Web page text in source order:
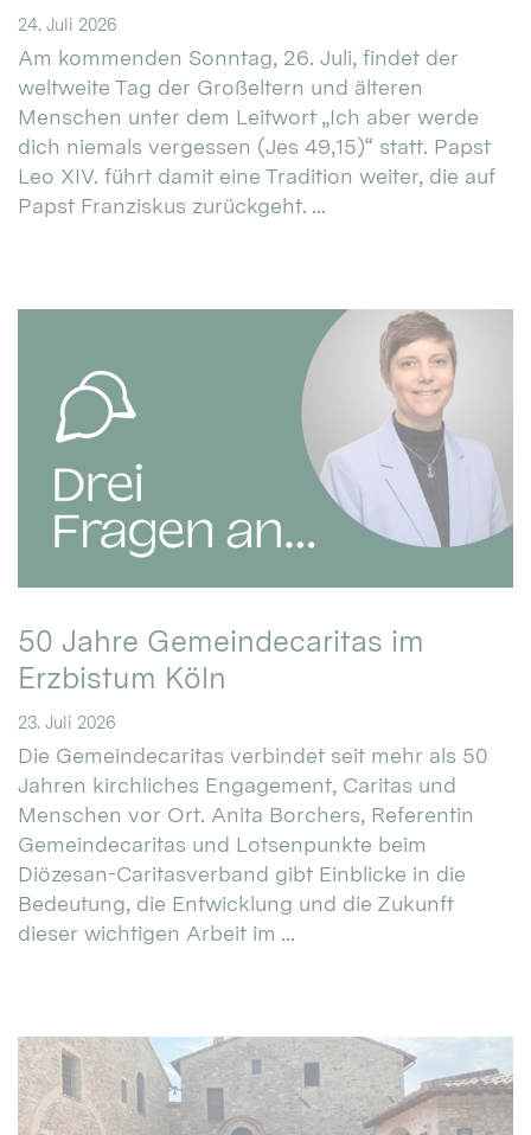
24. Juli 2026
Am kommenden Sonntag, 26. Juli, findet der
weltweite Tag der Großeltern und älteren
Menschen unter dem Leitwort „Ich aber werde
dich niemals vergessen (Jes 49,15)“ statt. Papst
Leo XIV. führt damit eine Tradition weiter, die auf
Papst Franziskus zurückgeht. ...
50 Jahre Gemeindecaritas im
Erzbistum Köln
23. Juli 2026
Die Gemeindecaritas verbindet seit mehr als 50
Jahren kirchliches Engagement, Caritas und
Menschen vor Ort. Anita Borchers, Referentin
Gemeindecaritas und Lotsenpunkte beim
Diözesan-Caritasverband gibt Einblicke in die
Bedeutung, die Entwicklung und die Zukunft
dieser wichtigen Arbeit im ...